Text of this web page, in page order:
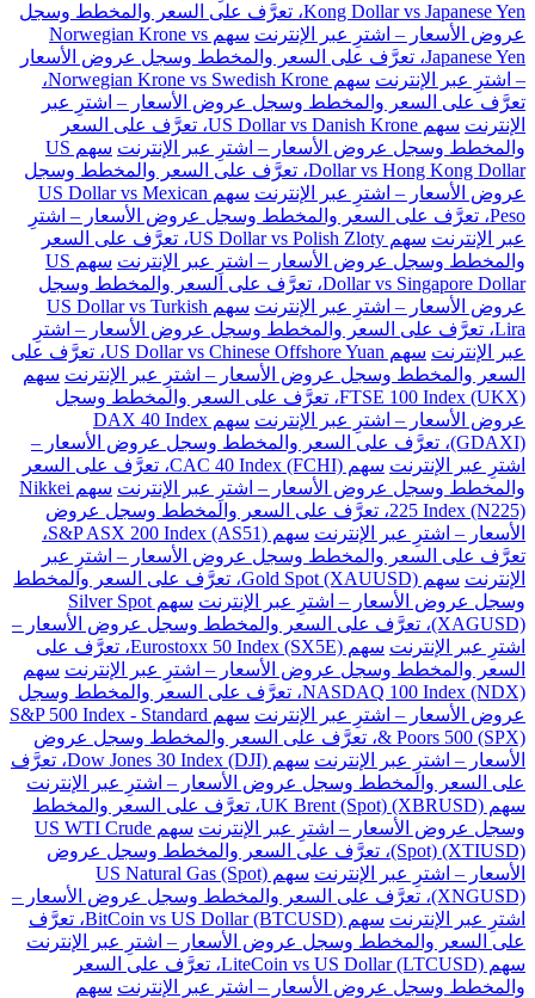
Kong Dollar vs Japanese Yen، تعرَّف على السعر والمخطط وسجل
عروض الأسعار – اشترِ عبر الإنترنت
سهم Norwegian Krone vs
Japanese Yen، تعرَّف على السعر والمخطط وسجل عروض الأسعار
– اشترِ عبر الإنترنت
سهم Norwegian Krone vs Swedish Krone،
تعرَّف على السعر والمخطط وسجل عروض الأسعار – اشترِ عبر
الإنترنت
سهم US Dollar vs Danish Krone، تعرَّف على السعر
والمخطط وسجل عروض الأسعار – اشترِ عبر الإنترنت
سهم US
Dollar vs Hong Kong Dollar، تعرَّف على السعر والمخطط وسجل
عروض الأسعار – اشترِ عبر الإنترنت
سهم US Dollar vs Mexican
Peso، تعرَّف على السعر والمخطط وسجل عروض الأسعار – اشترِ
عبر الإنترنت
سهم US Dollar vs Polish Zloty، تعرَّف على السعر
والمخطط وسجل عروض الأسعار – اشترِ عبر الإنترنت
سهم US
Dollar vs Singapore Dollar، تعرَّف على السعر والمخطط وسجل
عروض الأسعار – اشترِ عبر الإنترنت
سهم US Dollar vs Turkish
Lira، تعرَّف على السعر والمخطط وسجل عروض الأسعار – اشترِ
عبر الإنترنت
سهم US Dollar vs Chinese Offshore Yuan، تعرَّف على
السعر والمخطط وسجل عروض الأسعار – اشترِ عبر الإنترنت سهم
FTSE 100 Index (UKX)، تعرَّف على السعر والمخطط وسجل
عروض الأسعار – اشترِ عبر الإنترنت
سهم DAX 40 Index
(GDAXI)، تعرَّف على السعر والمخطط وسجل عروض الأسعار –
اشترِ عبر الإنترنت
سهم CAC 40 Index (FCHI)، تعرَّف على السعر
والمخطط وسجل عروض الأسعار – اشترِ عبر الإنترنت
سهم Nikkei
225 Index (N225)، تعرَّف على السعر والمخطط وسجل عروض
الأسعار – اشترِ عبر الإنترنت
سهم S&P ASX 200 Index (AS51)،
تعرَّف على السعر والمخطط وسجل عروض الأسعار – اشترِ عبر
الإنترنت
سهم Gold Spot (XAUUSD)، تعرَّف على السعر والمخطط
وسجل عروض الأسعار – اشترِ عبر الإنترنت
سهم Silver Spot
(XAGUSD)، تعرَّف على السعر والمخطط وسجل عروض الأسعار –
اشترِ عبر الإنترنت
سهم Eurostoxx 50 Index (SX5E)، تعرَّف على
السعر والمخطط وسجل عروض الأسعار – اشترِ عبر الإنترنت سهم
NASDAQ 100 Index (NDX)، تعرَّف على السعر والمخطط وسجل
عروض الأسعار – اشترِ عبر الإنترنت
سهم S&P 500 Index - Standard
& Poors 500 (SPX)، تعرَّف على السعر والمخطط وسجل عروض
الأسعار – اشترِ عبر الإنترنت
سهم Dow Jones 30 Index (DJI)، تعرَّف
على السعر والمخطط وسجل عروض الأسعار – اشترِ عبر الإنترنت
سهم UK Brent (Spot) (XBRUSD)، تعرَّف على السعر والمخطط
وسجل عروض الأسعار – اشترِ عبر الإنترنت
سهم US WTI Crude
(Spot) (XTIUSD)، تعرَّف على السعر والمخطط وسجل عروض
الأسعار – اشترِ عبر الإنترنت
سهم US Natural Gas (Spot)
(XNGUSD)، تعرَّف على السعر والمخطط وسجل عروض الأسعار –
اشترِ عبر الإنترنت
سهم BitCoin vs US Dollar (BTCUSD)، تعرَّف
على السعر والمخطط وسجل عروض الأسعار – اشترِ عبر الإنترنت
سهم LiteCoin vs US Dollar (LTCUSD)، تعرَّف على السعر
والمخطط وسجل عروض الأسعار – اشترِ عبر الإنترنت سهم